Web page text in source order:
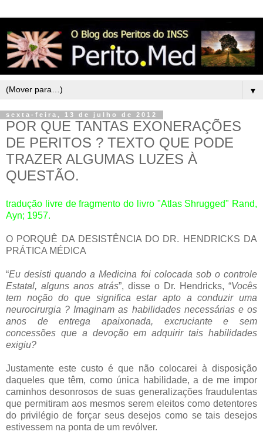
▼
sexta-feira, 13 de julho de 2012
POR QUE TANTAS EXONERAÇÕES
DE PERITOS ? TEXTO QUE PODE
TRAZER ALGUMAS LUZES À
QUESTÃO.
tradução livre de fragmento do livro "Atlas Shrugged" Rand,
Ayn; 1957.
O PORQUÊ DA DESISTÊNCIA DO DR. HENDRICKS DA
PRÁTICA MÉDICA
“Eu desisti quando a Medicina foi colocada sob o controle
Estatal, alguns anos atrás”, disse o Dr. Hendricks, “Vocês
tem noção do que significa estar apto a conduzir uma
neurocirurgia ? Imaginam as habilidades necessárias e os
anos de entrega apaixonada, excruciante e sem
concessões que a devoção em adquirir tais habilidades
exigiu?
Justamente este custo é que não colocarei à disposição
daqueles que têm, como única habilidade, a de me impor
caminhos desonrosos de suas generalizações fraudulentas
que permitiram aos mesmos serem eleitos como detentores
do privilégio de forçar seus desejos como se tais desejos
estivessem na ponta de um revólver.